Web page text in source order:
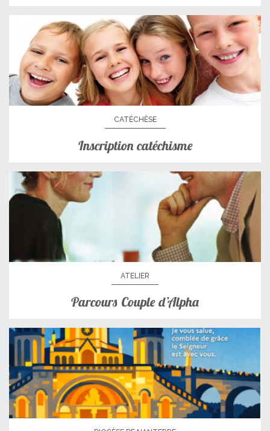
CATÉCHÈSE
Inscription catéchisme
ATELIER
Parcours Couple d’Alpha